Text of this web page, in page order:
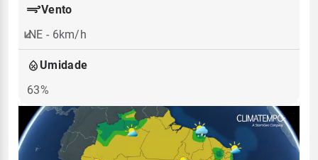
Vento
NE - 6km/h
Umidade
63%